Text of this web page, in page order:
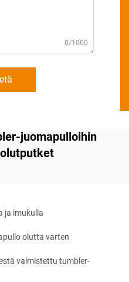
0/1000
juomapulloihin
ja imukulla
olutta varten
valmistettu tumbler-